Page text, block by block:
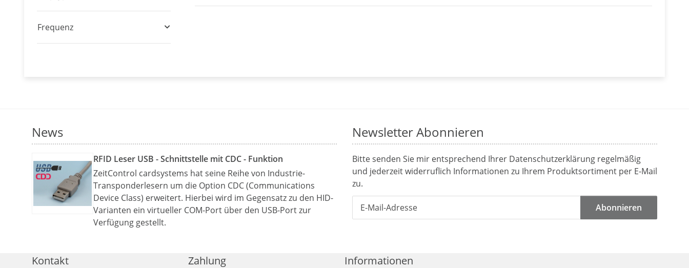
Frequenz
News
RFID Leser USB - Schnittstelle mit CDC - Funktion
ZeitControl cardsystems hat seine Reihe von Industrie-
Transponderlesern um die Option CDC (Communications
Device Class) erweitert. Hierbei wird im Gegensatz zu den HID-
Varianten ein virtueller COM-Port über den USB-Port zur
Verfügung gestellt.
Newsletter Abonnieren
Bitte senden Sie mir entsprechend Ihrer Datenschutzerklärung regelmäßig
und jederzeit widerruflich Informationen zu Ihrem Produktsortiment per E-Mail
zu.
Abonnieren
Kontakt Zahlung Informationen